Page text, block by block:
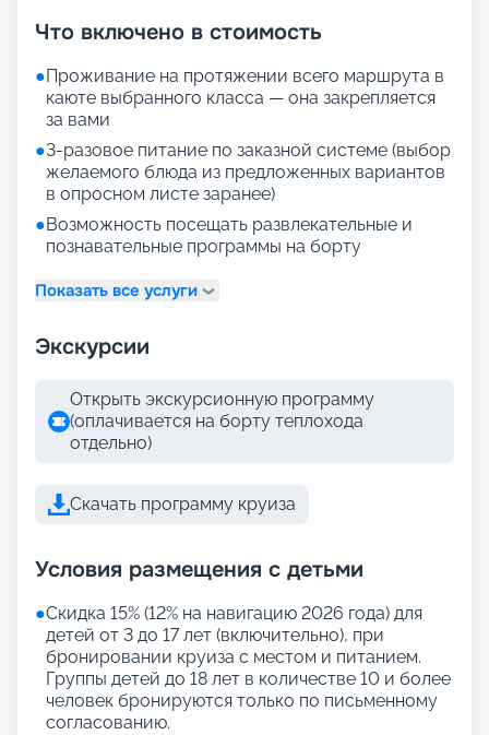
Что включено в стоимость
●Проживание на протяжении всего маршрута в
каюте выбранного класса — она закрепляется
за вами
●3-разовое питание по заказной системе (выбор
желаемого блюда из предложенных вариантов
в опросном листе заранее)
●Возможность посещать развлекательные и
познавательные программы на борту
Показать все услуги
Экскурсии
Открыть экскурсионную программу
(оплачивается на борту теплохода
отдельно)
Скачать программу круиза
Условия размещения с детьми
●Скидка 15% (12% на навигацию 2026 года) для
детей от 3 до 17 лет (включительно), при
бронировании круиза с местом и питанием.
Группы детей до 18 лет в количестве 10 и более
человек бронируются только по письменному
согласованию.